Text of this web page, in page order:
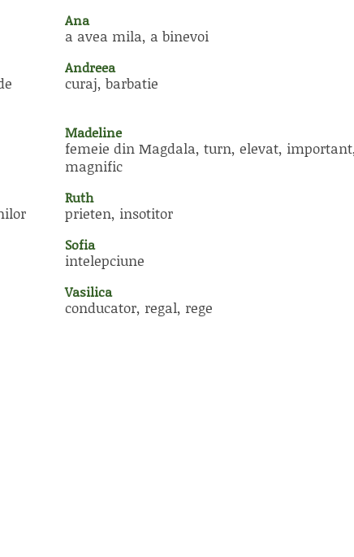
Ana
a avea mila, a binevoi
Andreea
curaj, barbatie
Madeline
femeie din Magdala, turn, elevat,
magnific
Ruth
prieten, insotitor
Sofia
intelepciune
Vasilica
conducator, regal, rege